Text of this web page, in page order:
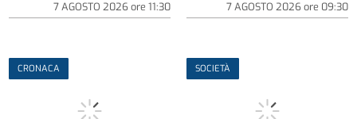
7 AGOSTO 2026ore 11:30 7 AGOSTO 2026ore 09:30
CRONACA SOCIETÀ